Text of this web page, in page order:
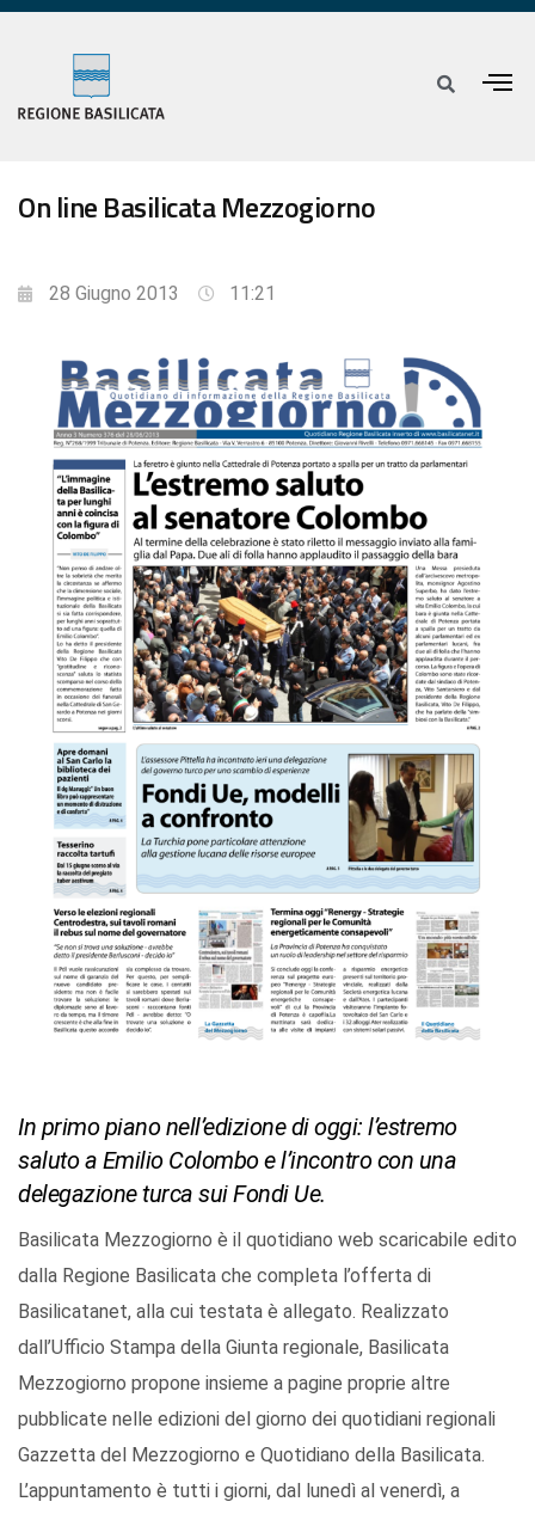
On line Basilicata Mezzogiorno
28 Giugno 2013 11:21
In primo piano nell’edizione di oggi: l’estremo
saluto a Emilio Colombo e l’incontro con una
delegazione turca sui Fondi Ue.
Basilicata Mezzogiorno è il quotidiano web scaricabile edito
dalla Regione Basilicata che completa l’offerta di
Basilicatanet, alla cui testata è allegato. Realizzato
dall’Ufficio Stampa della Giunta regionale, Basilicata
Mezzogiorno propone insieme a pagine proprie altre
pubblicate nelle edizioni del giorno dei quotidiani regionali
Gazzetta del Mezzogiorno e Quotidiano della Basilicata.
L’appuntamento è tutti i giorni, dal lunedì al venerdì, a